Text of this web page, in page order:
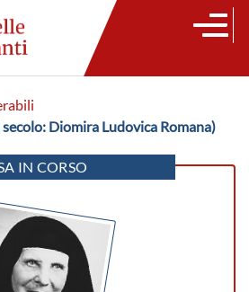
Diomira Ludovica Romana)
IN CORSO